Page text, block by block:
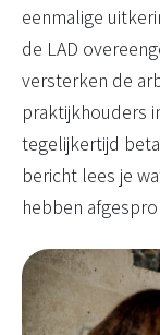
eenmalige
de LAD
versterken de
praktijkhouders
tegelijkertijd
bericht lees je
hebben